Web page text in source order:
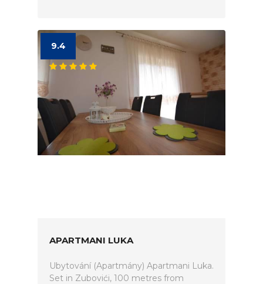
9.4
APARTMANI LUKA
Ubytování (Apartmány) Apartmani Luka.
Set in Zubovići, 100 metres from